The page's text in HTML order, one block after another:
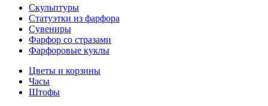
Скульптуры
Статуэтки из фарфора
Сувениры
Фарфор со стразами
Фарфоровые куклы
Цветы и корзины
Часы
Штофы